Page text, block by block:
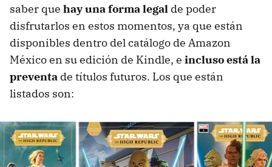
saber que hay una forma legal de poder
disfrutarlos en estos momentos, ya que están
disponibles dentro del catálogo de Amazon
México en su edición de Kindle, e incluso está la
preventa de títulos futuros. Los que están
listados son: